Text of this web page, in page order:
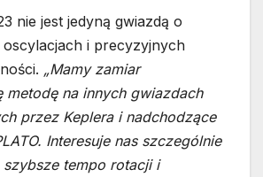
nie jest jedyną gwiazdą o
i precyzyjnych
„Mamy zamiar
metodę na innych gwiazdach
przez Keplera i nadchodzące
Interesuje nas szczególnie
tempo rotacji i